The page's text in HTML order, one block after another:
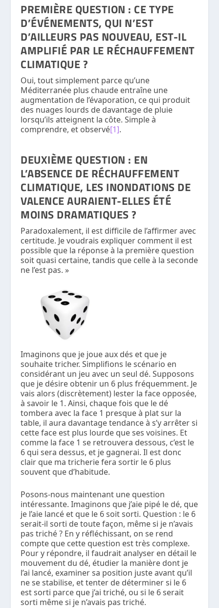
PREMIÈRE QUESTION : CE TYPE
D’ÉVÉNEMENTS, QUI N’EST
D’AILLEURS PAS NOUVEAU, EST-IL
AMPLIFIÉ PAR LE RÉCHAUFFEMENT
CLIMATIQUE ?
Oui, tout simplement parce qu’une
Méditerranée plus chaude entraîne une
augmentation de l’évaporation, ce qui produit
des nuages lourds de davantage de pluie
lorsqu’ils atteignent la côte. Simple à
comprendre, et observé[1].
DEUXIÈME QUESTION : EN
L’ABSENCE DE RÉCHAUFFEMENT
CLIMATIQUE, LES INONDATIONS DE
VALENCE AURAIENT-ELLES ÉTÉ
MOINS DRAMATIQUES ?
Paradoxalement, il est difficile de l’affirmer avec
certitude. Je voudrais expliquer comment il est
possible que la réponse à la première question
soit quasi certaine, tandis que celle à la seconde
ne l’est pas. »
Imaginons que je joue aux dés et que je
souhaite tricher. Simplifions le scénario en
considérant un jeu avec un seul dé. Supposons
que je désire obtenir un 6 plus fréquemment. Je
vais alors (discrètement) lester la face opposée,
à savoir le 1. Ainsi, chaque fois que le dé
tombera avec la face 1 presque à plat sur la
table, il aura davantage tendance à s’y arrêter si
cette face est plus lourde que ses voisines. Et
comme la face 1 se retrouvera dessous, c’est le
6 qui sera dessus, et je gagnerai. Il est donc
clair que ma tricherie fera sortir le 6 plus
souvent que d’habitude.
Posons-nous maintenant une question
intéressante. Imaginons que j’aie pipé le dé, que
je l’aie lancé et que le 6 soit sorti. Question : le 6
serait-il sorti de toute façon, même si je n’avais
pas triché ? En y réfléchissant, on se rend
compte que cette question est très complexe.
Pour y répondre, il faudrait analyser en détail le
mouvement du dé, étudier la manière dont je
l’ai lancé, examiner sa position juste avant qu’il
ne se stabilise, et tenter de déterminer si le 6
est sorti parce que j’ai triché, ou si le 6 serait
sorti même si je n’avais pas triché.